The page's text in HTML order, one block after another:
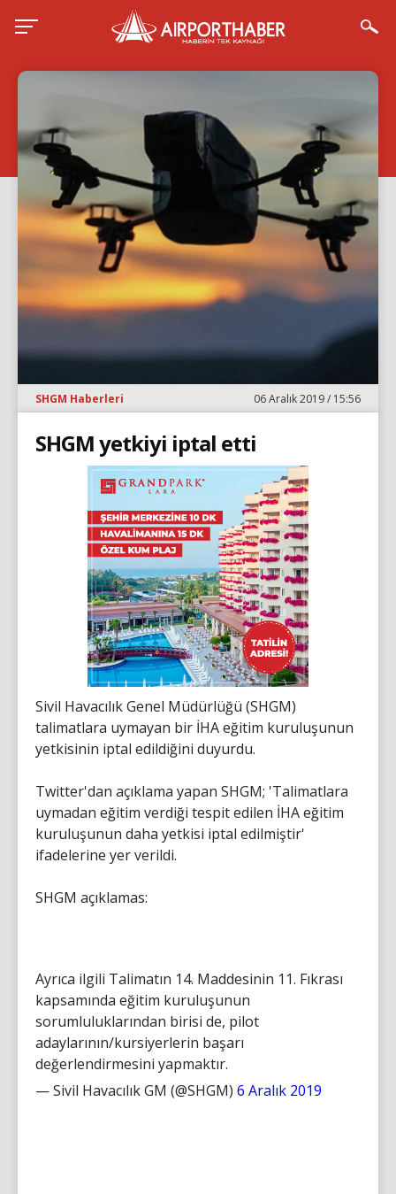
SHGM Haberleri 06 Aralık 2019 / 15:56
SHGM yetkiyi iptal etti
Sivil Havacılık Genel Müdürlüğü (SHGM)
talimatlara uymayan bir İHA eğitim kuruluşunun
yetkisinin iptal edildiğini duyurdu.
Twitter'dan açıklama yapan SHGM; 'Talimatlara
uymadan eğitim verdiği tespit edilen İHA eğitim
kuruluşunun daha yetkisi iptal edilmiştir'
ifadelerine yer verildi.
SHGM açıklamas:
Ayrıca ilgili Talimatın 14. Maddesinin 11. Fıkrası
kapsamında eğitim kuruluşunun
sorumluluklarından birisi de, pilot
adaylarının/kursiyerlerin başarı
değerlendirmesini yapmaktır.
— Sivil Havacılık GM (@SHGM) 6 Aralık 2019